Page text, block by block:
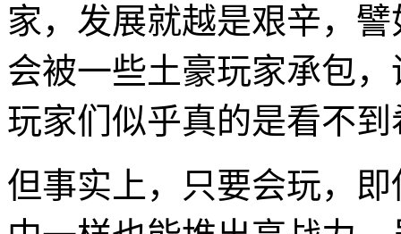
家，发展就越是艰辛，
会被一些土豪玩家承包
玩家们似乎真的是看不
但事实上，只要会玩，